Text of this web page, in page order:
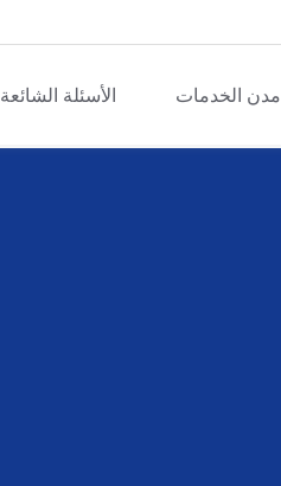
مدن الخدمات الأسئلة الشائعة